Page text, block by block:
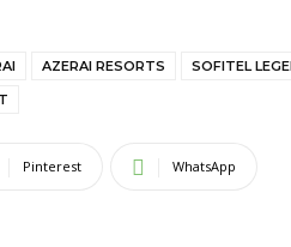
AZERAI RESORTS SOFITEL
Pinterest WhatsApp